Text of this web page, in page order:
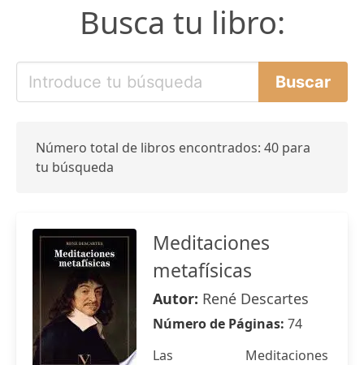
Busca tu libro:
Número total de libros encontrados: 40 para
tu búsqueda
Meditaciones
metafísicas
Autor: René Descartes
Número de Páginas: 74
Las Meditaciones